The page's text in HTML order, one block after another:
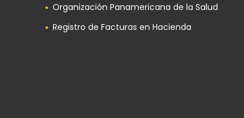
Organización Panamericana de la Salud
Registro de Facturas en Hacienda